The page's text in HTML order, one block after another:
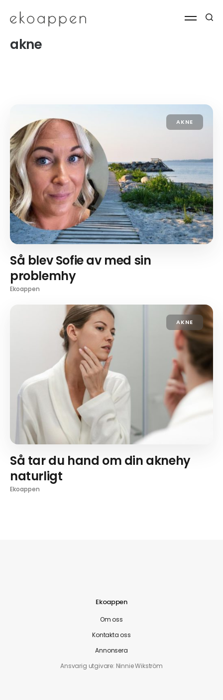
akne
AKNE
Så blev Sofie av med sin
problemhy
Ekoappen
AKNE
Så tar du hand om din aknehy
naturligt
Ekoappen
Ekoappen
Om oss
Kontakta oss
Annonsera
Ansvarig utgivare: Ninnie Wikström